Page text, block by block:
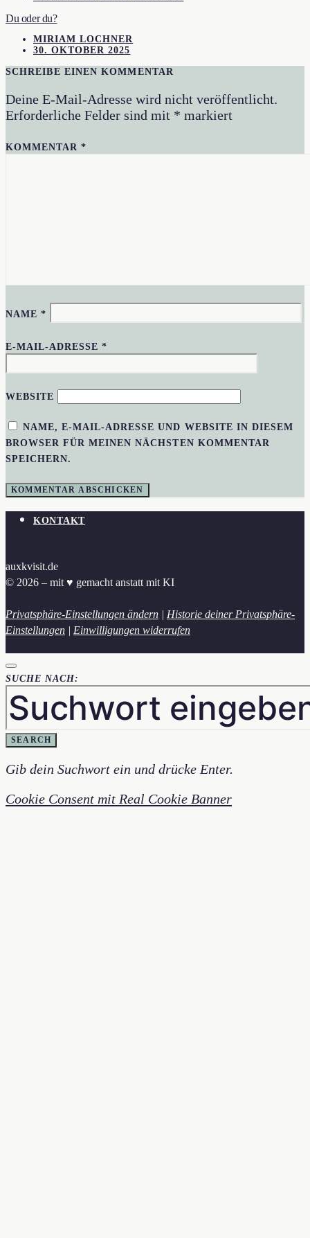
Du oder du?
MIRIAM LOCHNER
30. OKTOBER 2025
SCHREIBE EINEN KOMMENTAR
Deine E-Mail-Adresse wird nicht veröffentlicht.
Erforderliche Felder sind mit * markiert
KOMMENTAR*
NAME*
E-MAIL-ADRESSE*
WEBSITE
NAME, E-MAIL-ADRESSE UND WEBSITE IN DIESEM
BROWSER FÜR MEINEN NÄCHSTEN KOMMENTAR
SPEICHERN.
KONTAKT
auxkvisit.de
© 2026 – mit ♥︎ gemacht anstatt mit KI
Privatsphäre-Einstellungen ändern | Historie deiner Privatsphäre-
Einstellungen | Einwilligungen widerrufen
SUCHE NACH:
SEARCH
Gib dein Suchwort ein und drücke Enter.
Cookie Consent mit Real Cookie Banner